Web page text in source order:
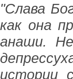
"Слава
как она
анаши.
истории